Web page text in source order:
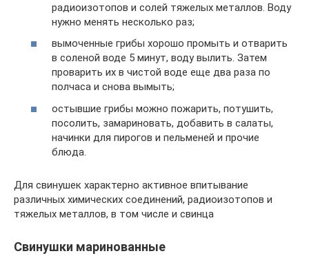
радиоизотопов и солей тяжелых металлов. Воду
нужно менять несколько раз;
вымоченные грибы хорошо промыть и отварить
в соленой воде 5 минут, воду вылить. Затем
проварить их в чистой воде еще два раза по
полчаса и снова вымыть;
остывшие грибы можно пожарить, потушить,
посолить, замариновать, добавить в салаты,
начинки для пирогов и пельменей и прочие
блюда.
Для свинушек характерно активное впитывание
различных химических соединений, радиоизотопов и
тяжелых металлов, в том числе и свинца
Свинушки маринованные